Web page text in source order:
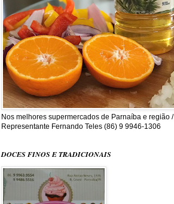
Nos melhores supermercados de Parnaíba e região /
Representante Fernando Teles (86) 9 9946-1306
DOCES FINOS E TRADICIONAIS